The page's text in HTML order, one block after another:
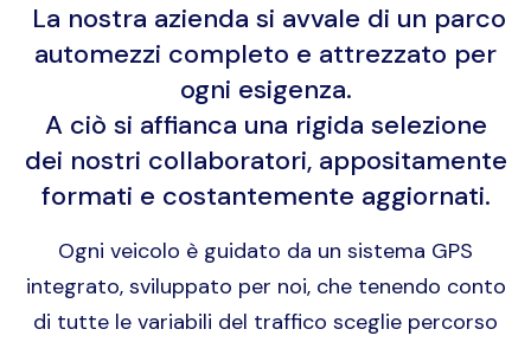
La nostra azienda si avvale di un parco
automezzi completo e attrezzato per
ogni esigenza.
A ciò si affianca una rigida selezione
dei nostri collaboratori, appositamente
formati e costantemente aggiornati.
Ogni veicolo è guidato da un sistema GPS
integrato, sviluppato per noi, che tenendo conto
di tutte le variabili del traffico sceglie percorso